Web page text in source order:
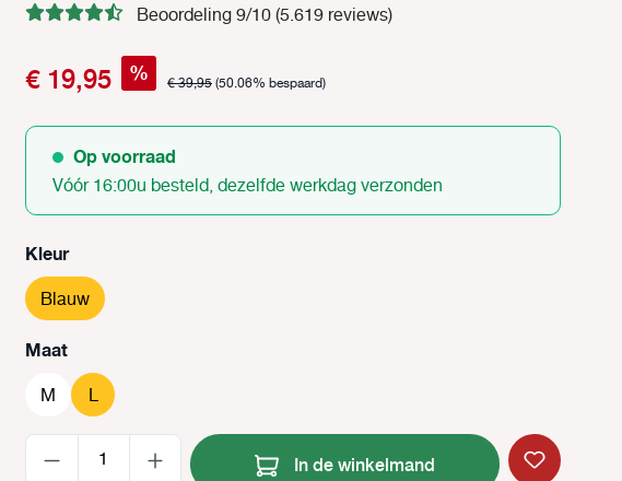
Beoordeling 9/10 (5.619 reviews)
€ 19,95 % € 39,95(50.06% bespaard)
Op voorraad
Vóór 16:00u besteld, dezelfde werkdag verzonden
Selecteer
Kleur
Blauw
Selecteer
Maat
M L
Producthoeveelheid: Voer de
In de winkelmand